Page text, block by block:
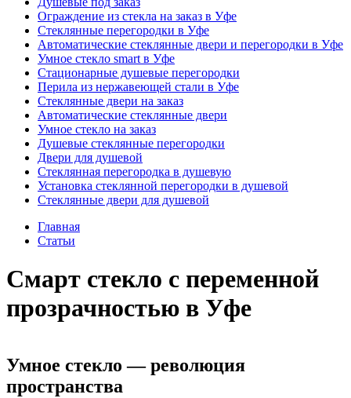
Ограждение из стекла на заказ в Уфе
Стеклянные перегородки в Уфе
Автоматические стеклянные двери и перегородки в Уфе
Умное стекло smart в Уфе
Стационарные душевые перегородки
Перила из нержавеющей стали в Уфе
Стеклянные двери на заказ
Автоматические стеклянные двери
Умное стекло на заказ
Душевые стеклянные перегородки
Двери для душевой
Стеклянная перегородка в душевую
Установка стеклянной перегородки в душевой
Стеклянные двери для душевой
Главная
Статьи
Смарт стекло с переменной
прозрачностью в Уфе
Умное стекло — революция
пространства